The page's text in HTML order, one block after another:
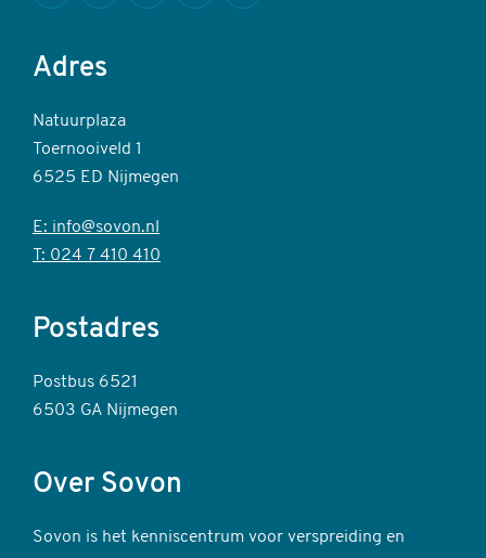
Adres
Natuurplaza
Toernooiveld 1
6525 ED Nijmegen
E: info@sovon.nl
T: 024 7 410 410
Postadres
Postbus 6521
6503 GA Nijmegen
Over Sovon
Sovon is het kenniscentrum voor verspreiding en